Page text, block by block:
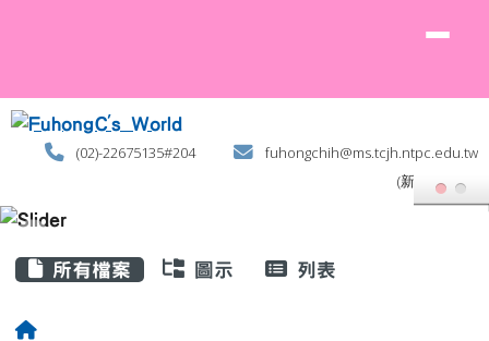
(02)-22675135#204
fuhongchih@ms.tcjh.ntpc.edu.tw
(新北土城)
所有檔案 圖示 列表
回首頁